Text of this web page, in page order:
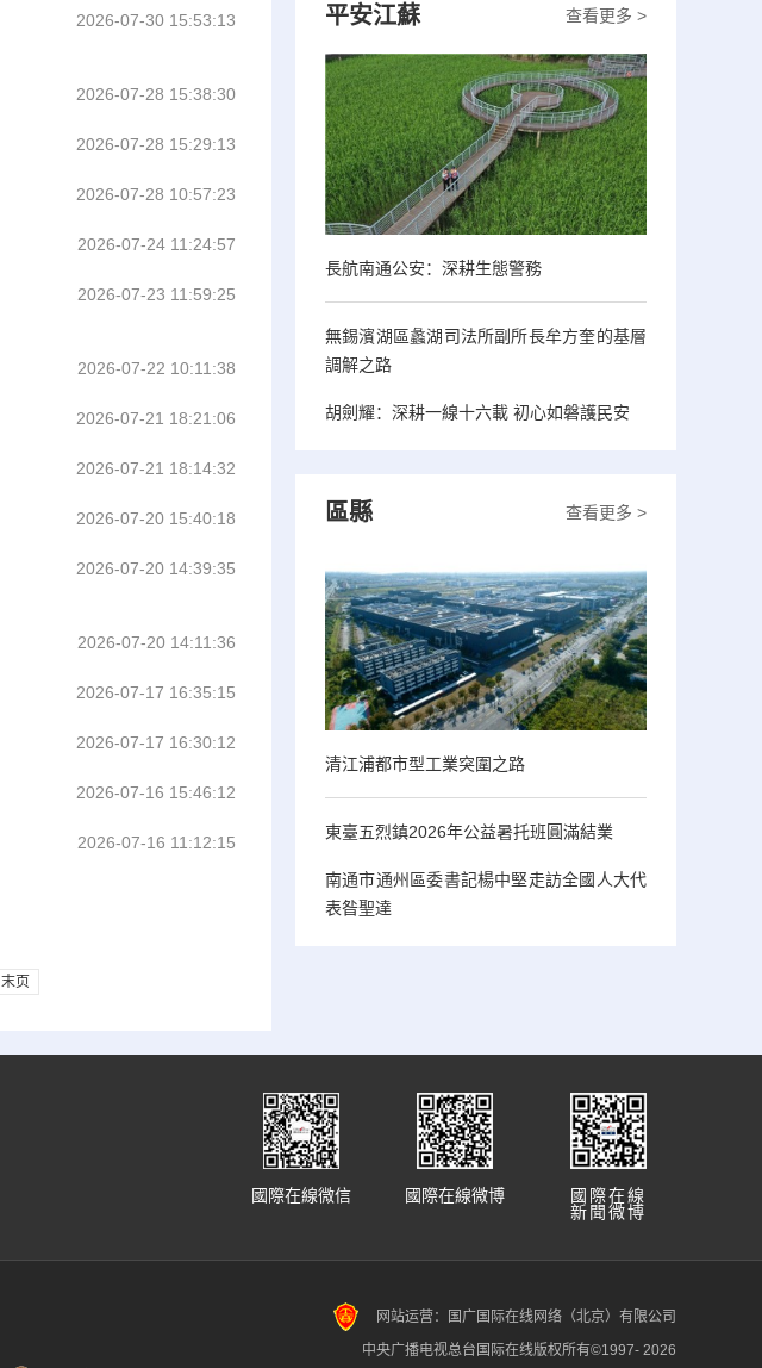
2026-07-30 15:53:13
2026-07-28 15:38:30
2026-07-28 15:29:13
2026-07-28 10:57:23
2026-07-24 11:24:57
2026-07-23 11:59:25
2026-07-22 10:11:38
2026-07-21 18:21:06
2026-07-21 18:14:32
2026-07-20 15:40:18
2026-07-20 14:39:35
2026-07-20 14:11:36
2026-07-17 16:35:15
2026-07-17 16:30:12
2026-07-16 15:46:12
2026-07-16 11:12:15
末页
查看更多 >
平安江蘇
長航南通公安：深耕生態警務
無錫濱湖區蠡湖司法所副所長牟方奎的基層
調解之路
胡劍耀：深耕一線十六載 初心如磐護民安
查看更多 >
區縣
清江浦都市型工業突圍之路
東臺五烈鎮2026年公益暑托班圓滿結業
南通市通州區委書記楊中堅走訪全國人大代
表昝聖達
國際在線
新聞微博
國際在線微博
國際在線微信
网站运营：国广国际在线网络（北京）有限公司
中央广播电视总台国际在线版权所有©1997- 2026